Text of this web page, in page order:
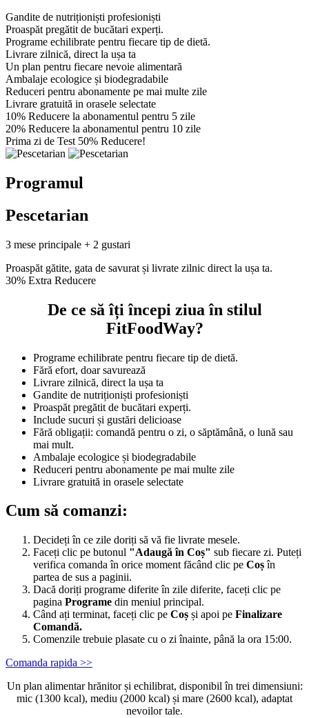
Gandite de nutriționiști profesioniști
Proaspăt pregătit de bucătari experți.
Programe echilibrate pentru fiecare tip de dietă.
Livrare zilnică, direct la ușa ta
Un plan pentru fiecare nevoie alimentară
Ambalaje ecologice și biodegradabile
Reduceri pentru abonamente pe mai multe zile
Livrare gratuită in orasele selectate
10% Reducere la abonamentul pentru 5 zile
20% Reducere la abonamentul pentru 10 zile
Prima zi de Test 50% Reducere!
Programul
Pescetarian
3 mese principale + 2 gustari
Proaspăt gătite, gata de savurat și livrate zilnic direct la ușa ta.
30% Extra Reducere
De ce să îți începi ziua în stilul
FitFoodWay?
Programe echilibrate pentru fiecare tip de dietă.
Fără efort, doar savurează
Livrare zilnică, direct la ușa ta
Gandite de nutriționiști profesioniști
Proaspăt pregătit de bucătari experți.
Include sucuri și gustări delicioase
Fără obligații: comandă pentru o zi, o săptămână, o lună sau
mai mult.
Ambalaje ecologice și biodegradabile
Reduceri pentru abonamente pe mai multe zile
Livrare gratuită in orasele selectate
Cum să comanzi:
Decideți în ce zile doriți să vă fie livrate mesele.
Faceți clic pe butonul "Adaugă în Coș" sub fiecare zi. Puteți
verifica comanda în orice moment făcând clic pe Coșîn
partea de sus a paginii.
Dacă doriți programe diferite în zile diferite, faceți clic pe
pagina Programe din meniul principal.
Când ați terminat, faceți clic pe Coș și apoi pe Finalizare
Comandă.
Comenzile trebuie plasate cu o zi înainte, până la ora 15:00.
Comanda rapida >>
Un plan alimentar hrănitor și echilibrat, disponibil în trei dimensiuni:
mic (1300 kcal), mediu (2000 kcal) și mare (2600 kcal), adaptat
nevoilor tale.